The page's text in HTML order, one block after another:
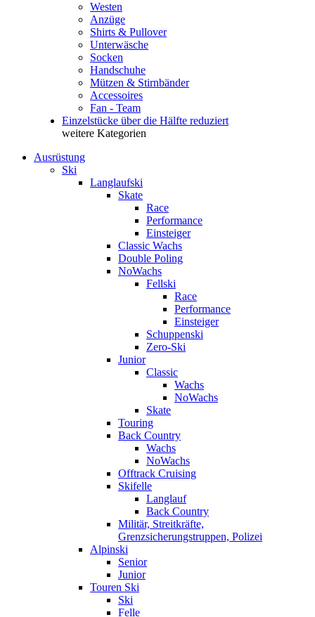
Westen
Anzüge
Shirts & Pullover
Unterwäsche
Socken
Handschuhe
Mützen & Stirnbänder
Accessoires
Fan - Team
Einzelstücke über die Hälfte reduziert
weitere Kategorien
Ausrüstung
Ski
Langlaufski
Skate
Race
Performance
Einsteiger
Classic Wachs
Double Poling
NoWachs
Fellski
Race
Performance
Einsteiger
Schuppenski
Zero-Ski
Junior
Classic
Wachs
NoWachs
Skate
Touring
Back Country
Wachs
NoWachs
Offtrack Cruising
Skifelle
Langlauf
Back Country
Militär, Streitkräfte,
Grenzsicherungstruppen, Polizei
Alpinski
Senior
Junior
Touren Ski
Ski
Felle